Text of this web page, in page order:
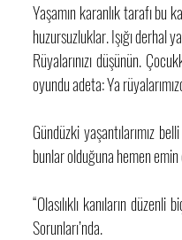
Yaşamın karanlık tarafı bu
huzursuzluklar. Işığı derhal
Rüyalarınızı düşünün.
oyundu adeta: Ya
Gündüzki yaşantılarımız
bunlar olduğuna hemen
“Olasılıklı kanıların
Sorunları’nda.